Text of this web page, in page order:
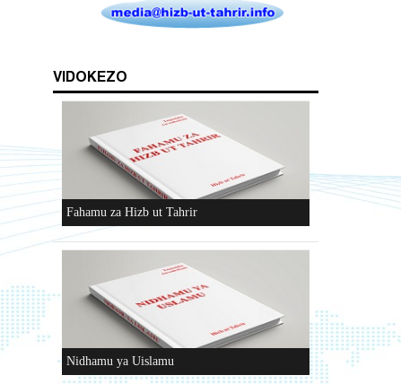
VIDOKEZO
Fahamu za Hizb ut Tahrir
Nidhamu ya Uislamu